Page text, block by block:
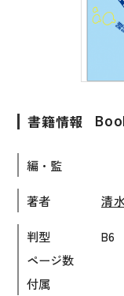
原稿・企
その他の
お問い合
書店様向け
会話
語彙・表現
表記（かな・漢字
練習問題
日本語能力試験
日本留学試験対策
書籍情報
編・監
著者 清
判型
ページ数
付属
B6